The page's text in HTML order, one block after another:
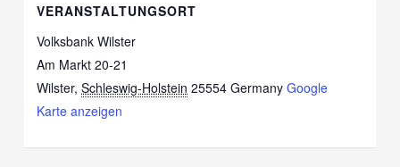
VERANSTALTUNGSORT
Volksbank Wilster
Am Markt 20-21
Wilster, Schleswig-Holstein 25554 Germany Google
Karte anzeigen